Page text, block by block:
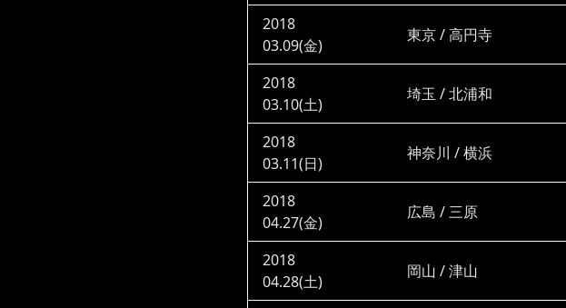
2018
03.09(金)
東京 / 高円寺
2018
03.10(土)
埼玉 / 北浦和
2018
03.11(日)
神奈川 / 横浜
2018
04.27(金)
広島 / 三原
2018
04.28(土)
岡山 / 津山